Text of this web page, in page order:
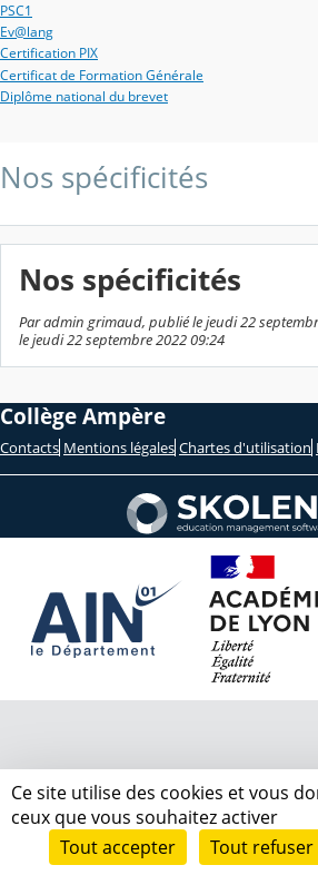
PSC1
Ev@lang
Certification PIX
Certificat de Formation Générale
Diplôme national du brevet
Nos spécificités
Nos spécificités
Par admin grimaud, publié le jeudi 22
le jeudi 22 septembre 2022 09:24
Collège Ampère
Contacts Mentions légales Chartes d'utilisation
Ce site utilise des cookies et vous
ceux que vous souhaitez activer
Tout accepter
Tout refuser